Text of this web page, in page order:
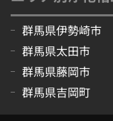
群馬県伊勢崎市
群馬県太田市
群馬県藤岡市
群馬県吉岡町